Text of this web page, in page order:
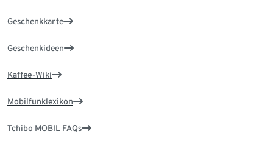
Geschenkkarte
Geschenkideen
Kaffee-Wiki
Mobilfunklexikon
Tchibo MOBIL FAQs